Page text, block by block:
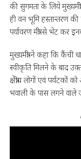
की सुगमता के लिये
ही वन भूमि हस्तान्तरण
पर्यावरण मंत्री से भेट कर
मुख्यमंत्री ने कहा कि कैंची
स्वीकृति मिलने के बाद
क्षेत्रीय लोगों एवं
भवाली के पास लगने वाले